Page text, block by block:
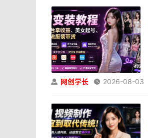
 网创学长  2026-08-03